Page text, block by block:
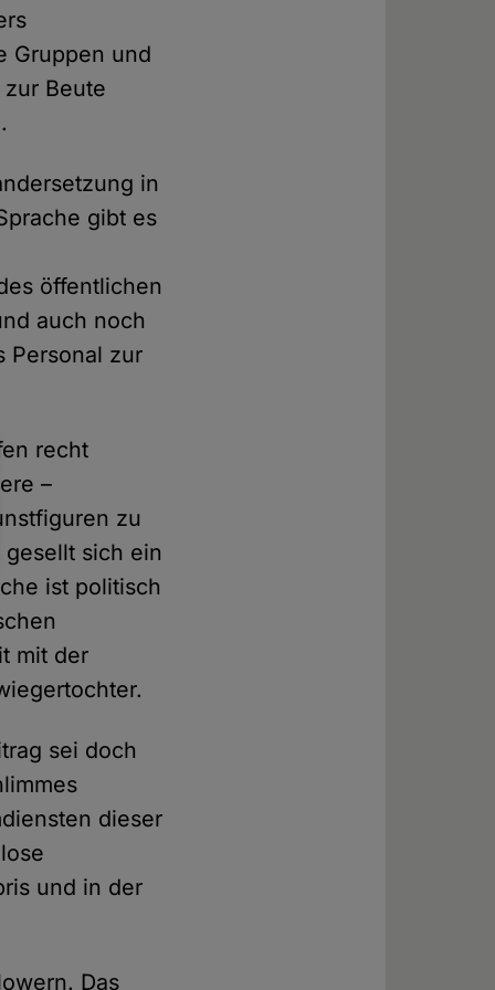
Gruppen und
Beute
in
gibt es
öffentlichen
auch noch
Personal zur
recht
–
zu
sich ein
ist politisch
mit der
sei doch
dieser
und in der
Das